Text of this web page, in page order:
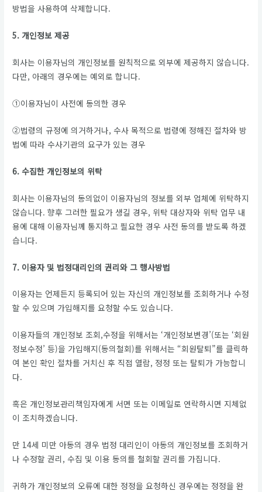
방법을 사용하여 삭제합니다.
5. 개인정보 제공
회사는 이용자님의 개인정보를 원칙적으로 외부에 제공하지 않습니다.
다만, 아래의 경우에는 예외로 합니다.
①이용자님이 사전에 동의한 경우
②법령의 규정에 의거하거나, 수사 목적으로 법령에 정해진 절차와 방
법에 따라 수사기관의 요구가 있는 경우
6. 수집한 개인정보의 위탁
회사는 이용자님의 동의없이 이용자님의 정보를 외부 업체에 위탁하지
않습니다. 향후 그러한 필요가 생길 경우, 위탁 대상자와 위탁 업무 내
용에 대해 이용자님께 통지하고 필요한 경우 사전 동의를 받도록 하겠
습니다.
7. 이용자 및 법정대리인의 권리와 그 행사방법
이용자는 언제든지 등록되어 있는 자신의 개인정보를 조회하거나 수정
할 수 있으며 가입해지를 요청할 수도 있습니다.
이용자들의 개인정보 조회,수정을 위해서는 ‘개인정보변경’(또는 ‘회원
정보수정’ 등)을 가입해지(동의철회)를 위해서는 “회원탈퇴”를 클릭하
여 본인 확인 절차를 거치신 후 직접 열람, 정정 또는 탈퇴가 가능합니
다.
혹은 개인정보관리책임자에게 서면 또는 이메일로 연락하시면 지체없
이 조치하겠습니다.
만 14세 미만 아동의 경우 법정 대리인이 아동의 개인정보를 조회하거
나 수정할 권리, 수집 및 이용 동의를 철회할 권리를 가집니다.
귀하가 개인정보의 오류에 대한 정정을 요청하신 경우에는 정정을 완